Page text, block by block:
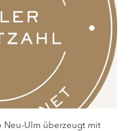
Neu-Ulm überzeugt mit